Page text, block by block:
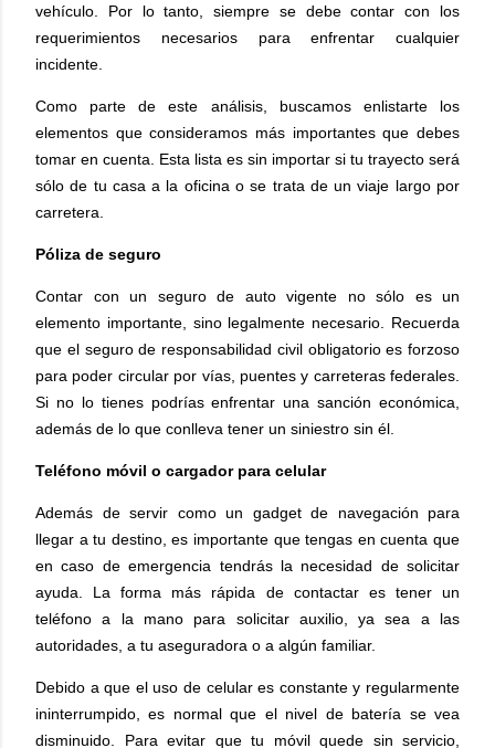
vehículo. Por lo tanto, siempre se debe contar con los
requerimientos necesarios para enfrentar cualquier
incidente.
Como parte de este análisis, buscamos enlistarte los
elementos que consideramos más importantes que debes
tomar en cuenta. Esta lista es sin importar si tu trayecto será
sólo de tu casa a la oficina o se trata de un viaje largo por
carretera.
Póliza de seguro
Contar con un seguro de auto vigente no sólo es un
elemento importante, sino legalmente necesario. Recuerda
que el seguro de responsabilidad civil obligatorio es forzoso
para poder circular por vías, puentes y carreteras federales.
Si no lo tienes podrías enfrentar una sanción económica,
además de lo que conlleva tener un siniestro sin él.
Teléfono móvil o cargador para celular
Además de servir como un gadget de navegación para
llegar a tu destino, es importante que tengas en cuenta que
en caso de emergencia tendrás la necesidad de solicitar
ayuda. La forma más rápida de contactar es tener un
teléfono a la mano para solicitar auxilio, ya sea a las
autoridades, a tu aseguradora o a algún familiar.
Debido a que el uso de celular es constante y regularmente
ininterrumpido, es normal que el nivel de batería se vea
disminuido. Para evitar que tu móvil quede sin servicio,